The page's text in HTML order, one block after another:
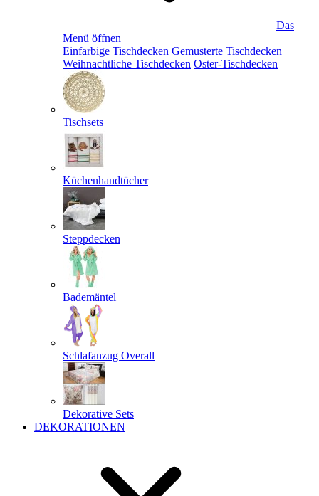
Das
Menü öffnen
Einfarbige Tischdecken Gemusterte Tischdecken
Weihnachtliche Tischdecken Oster-Tischdecken
Tischsets
Küchenhandtücher
Steppdecken
Bademäntel
Schlafanzug Overall
Dekorative Sets
DEKORATIONEN